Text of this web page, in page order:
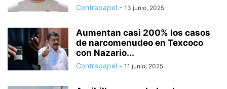
Contrapapel - 13 junio, 2025
Aumentan casi 200% los casos
de narcomenudeo en Texcoco
con Nazario...
Contrapapel - 11 junio, 2025